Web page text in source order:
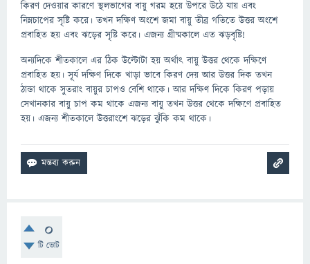
কিরণ দেওয়ার কারণে স্থলভাগের বায়ু গরম হয়ে উপরে উঠে যায় এবং
নিম্নচাপের সৃষ্টি করে। তখন দক্ষিণ অংশে জমা বায়ু তীব্র গতিতে উত্তর অংশে
প্রবাহিত হয় এবং ঝড়ের সৃষ্টি করে। এজন্য গ্রীষ্মকালে এত ঝড়বৃষ্টি! ​​​​​
অন্যদিকে শীতকালে এর ঠিক উল্টোটা হয় অর্থাৎ বায়ু উত্তর থেকে দক্ষিণে
প্রবাহিত হয়। সূর্য দক্ষিণ দিকে খাড়া ভাবে কিরণ দেয় আর উত্তর দিক তখন
ঠান্ডা থাকে সুতরাং বায়ুর চাপও বেশি থাকে। আর দক্ষিণ দিকে কিরণ পড়ায়
সেখানকার বায়ু চাপ কম থাকে এজন্য বায়ু তখন উত্তর থেকে দক্ষিণে প্রবাহিত
হয়। এজন্য শীতকালে উত্তরাংশে ঝড়ের ঝুঁকি কম থাকে।
0
টি ভোট